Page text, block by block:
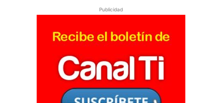
Publicidad